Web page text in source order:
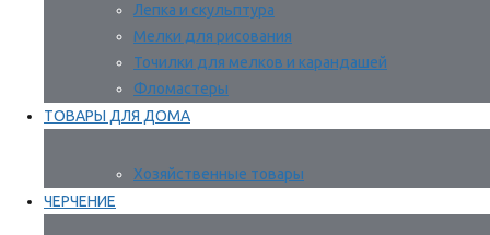
Лепка и скульптура
Мелки для рисования
Точилки для мелков и карандашей
Фломастеры
ТОВАРЫ ДЛЯ ДОМА
Хозяйственные товары
ЧЕРЧЕНИЕ